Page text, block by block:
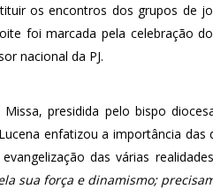
os encontros dos grupos de
foi marcada pela celebração
nacional da PJ.
presidida pelo bispo
enfatizou a importância das
das várias
sua força e dinamismo;